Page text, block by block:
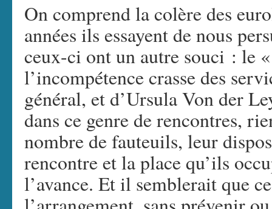
On comprend la colère des
années ils essayent de nous
ceux-ci ont un autre souci : le
l’incompétence crasse des
général, et d’Ursula Von der
dans ce genre de rencontres,
nombre de fauteuils, leur
rencontre et la place qu’ils
l’avance. Et il semblerait que